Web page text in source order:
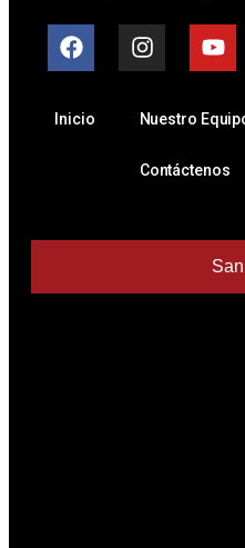
Inicio Nuestro
Contáctenos